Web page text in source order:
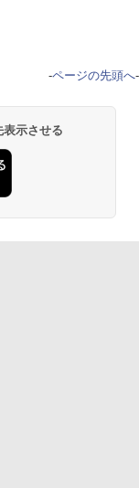
-ページの先頭へ-
示させる